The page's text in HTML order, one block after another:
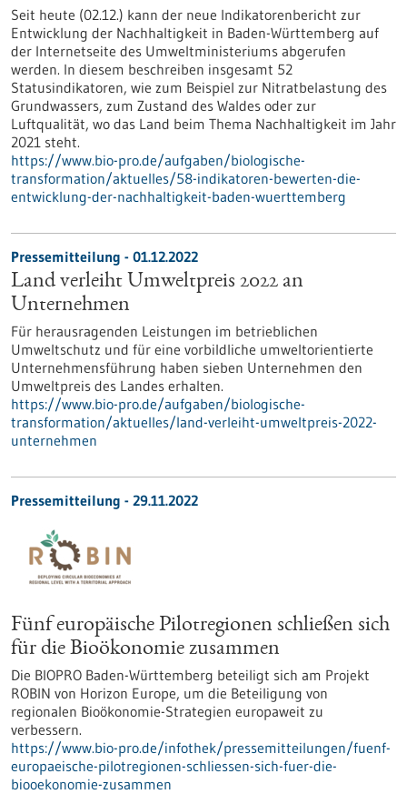
Seit heute (02.12.) kann der neue Indikatorenbericht zur
Entwicklung der Nach­haltigkeit in Baden-Württemberg auf
der Internetseite des Umweltministeriums abgerufen
werden. In diesem beschreiben insgesamt 52
Statusindikatoren, wie zum Beispiel zur Nitratbelastung des
Grundwassers, zum Zustand des Waldes oder zur
Luftqualität, wo das Land beim Thema Nachhaltigkeit im Jahr
2021 steht.
https://www.bio-pro.de/aufgaben/biologische-
transformation/aktuelles/58-indikatoren-bewerten-die-
entwicklung-der-nachhaltigkeit-baden-wuerttemberg
Pressemitteilung - 01.12.2022
Land verleiht Umweltpreis 2022 an
Unternehmen
Für herausragenden Leistungen im betrieblichen
Umweltschutz und für eine vorbildliche umweltorientierte
Unternehmensführung haben sieben Unternehmen den
Umweltpreis des Landes erhalten.
https://www.bio-pro.de/aufgaben/biologische-
transformation/aktuelles/land-verleiht-umweltpreis-2022-
unternehmen
Pressemitteilung - 29.11.2022
Fünf europäische Pilotregionen schließen sich
für die Bioökonomie zusammen
Die BIOPRO Baden-Württemberg beteiligt sich am Projekt
ROBIN von Horizon Europe, um die Beteiligung von
regionalen Bioökonomie-Strategien europaweit zu
verbessern.
https://www.bio-pro.de/infothek/pressemitteilungen/fuenf-
europaeische-pilotregionen-schliessen-sich-fuer-die-
biooekonomie-zusammen